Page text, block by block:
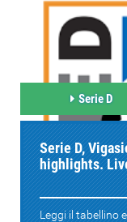
Serie D
Serie D,
highlights.
Leggi il tabellino